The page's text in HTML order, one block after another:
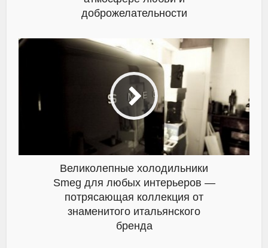
доброжелательности
Великолепные холодильники
Smeg для любых интерьеров —
потрясающая коллекция от
знаменитого итальянского
бренда